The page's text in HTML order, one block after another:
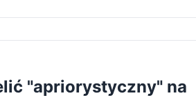
"apriorystyczny" na